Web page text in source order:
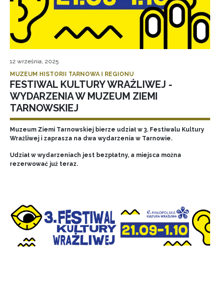
12 września, 2025
MUZEUM HISTORII TARNOWA I REGIONU
FESTIWAL KULTURY WRAŻLIWEJ -
WYDARZENIA W MUZEUM ZIEMI
TARNOWSKIEJ
Muzeum Ziemi Tarnowskiej bierze udział w 3. Festiwalu Kultury
Wrażliwej i zaprasza na dwa wydarzenia w Tarnowie.
Udział w wydarzeniach jest bezpłatny, a miejsca można
rezerwować już teraz.